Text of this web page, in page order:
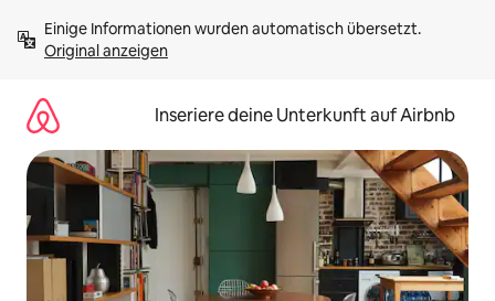
Inhalten
springenOriginal anzeigen
Inseriere deine Unterkunft auf Airbnb